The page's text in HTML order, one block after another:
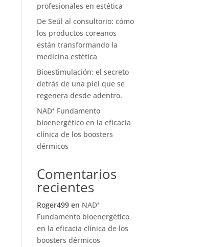
profesionales en estética
De Seúl al consultorio: cómo
los productos coreanos
están transformando la
medicina estética
Bioestimulación: el secreto
detrás de una piel que se
regenera desde adentro.
NAD⁺ Fundamento
bioenergético en la eficacia
clínica de los boosters
dérmicos
Comentarios
recientes
Roger499 en NAD⁺
Fundamento bioenergético
en la eficacia clínica de los
boosters dérmicos